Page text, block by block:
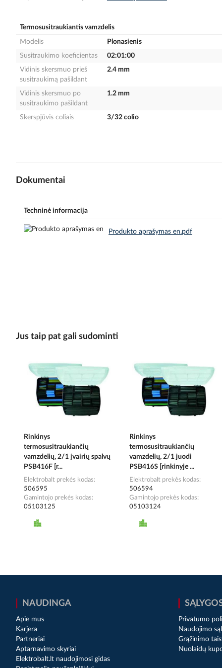
Termosusitraukiantis vamzdelis
Modelis
Plonasienis
Susitraukimo koeficientas
02:01:00
Vidinis skersmuo prieš
susitraukimą pašildant
2.4 mm
Vidinis skersmuo po
susitraukimo pašildant
1.2 mm
Skerspjūvis coliais 3/32 colio
Dokumentai
Techninė informacija
Produkto aprašymas en.pdf
Jus taip pat gali sudominti
Rinkinys
termosusitraukiančių
vamzdelių, 2/1 įvairių spalvų
PSB416F [r...
Elektrobalt prekės kodas
506595
Gamintojo prekės kodas
05103125
Rinkinys
termosusitraukiančių
vamzdelių, 2/1 juodi
PSB416S [rinkinyje ...
Elektrobalt prekės kodas
506594
Gamintojo prekės kodas
05103124
NAUDINGA
Apie mus
Karjera
Partneriai
Aptarnavimo skyriai
Elektrobalt.lt naudojimosi gidas
Privatumo
Naudojimo
Grąžinimo
Nuolaidų